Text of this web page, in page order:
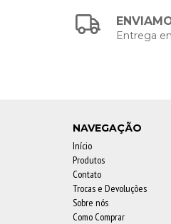
Entrega
NAVEGAÇÃO
Início
Produtos
Contato
Trocas e Devoluções
Sobre nós
Como Comprar